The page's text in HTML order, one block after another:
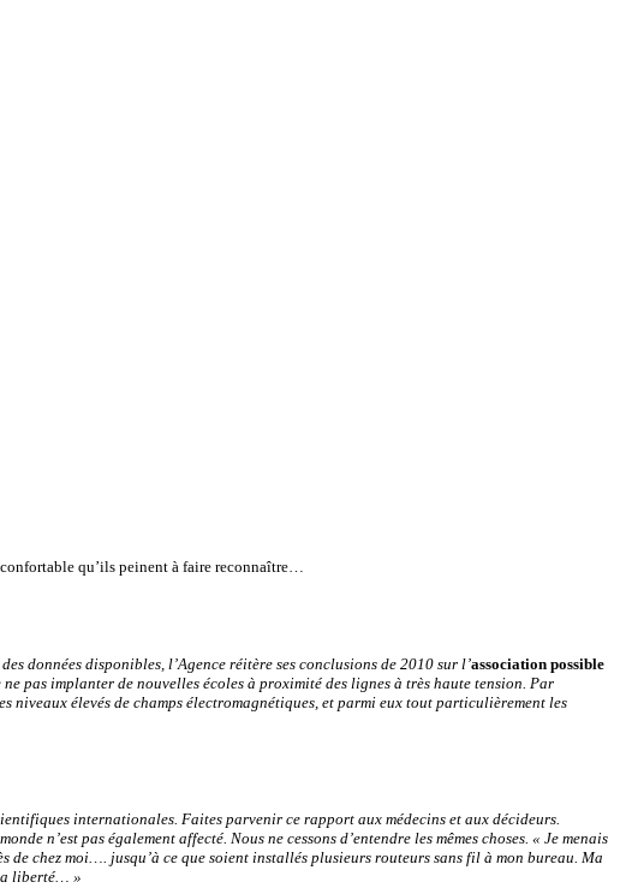
qu’ils peinent à faire reconnaître…
données disponibles, l’Agence réitère ses conclusions de 2010 sur l’association possible
pas implanter de nouvelles écoles à proximité des lignes à très haute tension. Par
niveaux élevés de champs électromagnétiques, et parmi eux tout particulièrement les
internationales. Faites parvenir ce rapport aux médecins et aux décideurs.
n’est pas également affecté. Nous ne cessons d’entendre les mêmes choses. « Je menais
chez moi…. jusqu’à ce que soient installés plusieurs routeurs sans fil à mon bureau. Ma
liberté… »